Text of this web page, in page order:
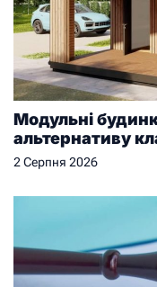
Модульні
альтернативу
2 Серпня 2026